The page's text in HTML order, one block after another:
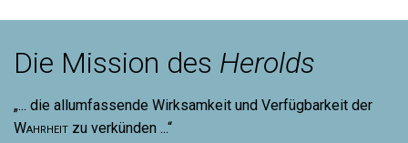
Die Mission des Herolds
„... die allumfassende Wirksamkeit und Verfügbarkeit der
Wahrheit zu verkünden ...“